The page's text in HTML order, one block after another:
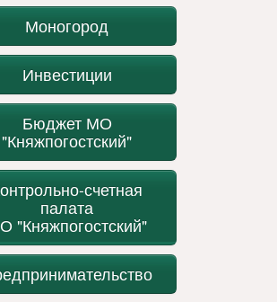
Моногород
Инвестиции
Бюджет МО
"Княжпогостский"
счетная
палата
"Княжпогостский"